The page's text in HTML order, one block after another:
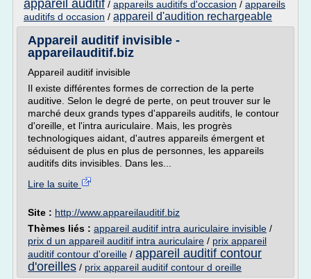
appareil auditif / appareils auditifs d'occasion / appareils
auditifs d occasion / appareil d'audition rechargeable
Appareil auditif invisible -
appareilauditif.biz
Appareil auditif invisible
Il existe différentes formes de correction de la perte
auditive. Selon le degré de perte, on peut trouver sur le
marché deux grands types d'appareils auditifs, le contour
d'oreille, et l'intra auriculaire. Mais, les progrès
technologiques aidant, d'autres appareils émergent et
séduisent de plus en plus de personnes, les appareils
auditifs dits invisibles. Dans les...
Lire la suite
Site : http://www.appareilauditif.biz
Thèmes liés : appareil auditif intra auriculaire invisible /
prix d un appareil auditif intra auriculaire / prix appareil
auditif contour d'oreille / appareil auditif contour
d'oreilles / prix appareil auditif contour d oreille